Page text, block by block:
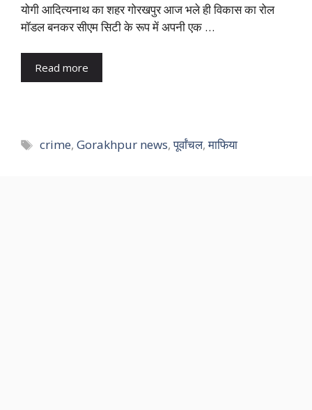
योगी आदित्यनाथ का शहर गोरखपुर आज भले ही विकास का रोल
मॉडल बनकर सीएम सिटी के रूप में अपनी एक …
Read more
Tags
crime,Gorakhpur news,पूर्वांचल,माफिया